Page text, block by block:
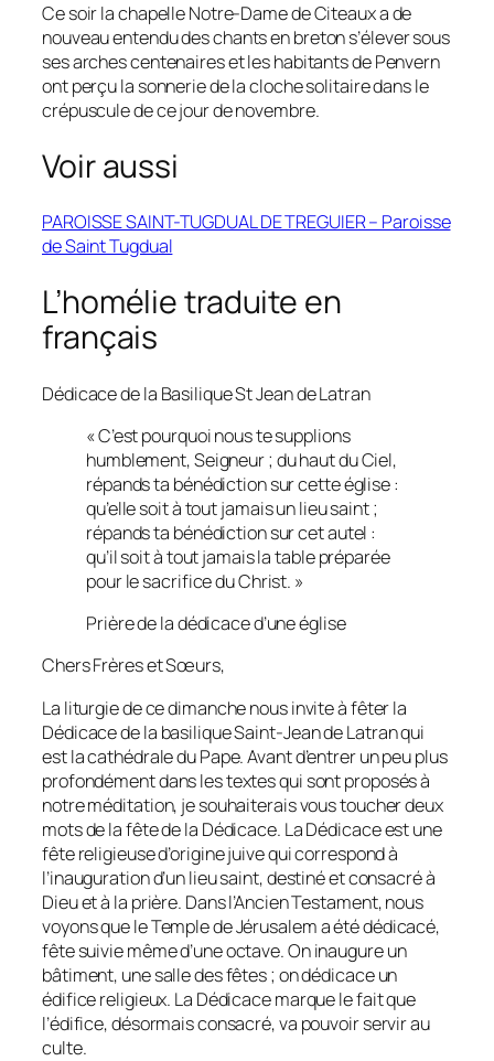
Ce soir la chapelle Notre-Dame de Citeaux a de
nouveau entendu des chants en breton s’élever sous
ses arches centenaires et les habitants de Penvern
ont perçu la sonnerie de la cloche solitaire dans le
crépuscule de ce jour de novembre.
Voir aussi
PAROISSE SAINT-TUGDUAL DE TREGUIER – Paroisse
de Saint Tugdual
L’homélie traduite en
français
Dédicace de la Basilique St Jean de Latran
« C’est pourquoi nous te supplions
humblement, Seigneur ; du haut du Ciel,
répands ta bénédiction sur cette église :
qu’elle soit à tout jamais un lieu saint ;
répands ta bénédiction sur cet autel :
qu’il soit à tout jamais la table préparée
pour le sacrifice du Christ. »
Prière de la dédicace d’une église
Chers Frères et Sœurs,
La liturgie de ce dimanche nous invite à fêter la
Dédicace de la basilique Saint-Jean de Latran qui
est la cathédrale du Pape. Avant d’entrer un peu plus
profondément dans les textes qui sont proposés à
notre méditation, je souhaiterais vous toucher deux
mots de la fête de la Dédicace. La Dédicace est une
fête religieuse d’origine juive qui correspond à
l’inauguration d’un lieu saint, destiné et consacré à
Dieu et à la prière. Dans l’Ancien Testament, nous
voyons que le Temple de Jérusalem a été dédicacé,
fête suivie même d’une octave. On inaugure un
bâtiment, une salle des fêtes ; on dédicace un
édifice religieux. La Dédicace marque le fait que
l’édifice, désormais consacré, va pouvoir servir au
culte.